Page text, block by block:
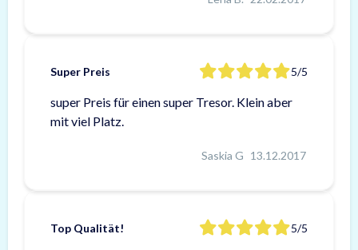
Super Preis 5/5
super Preis für einen super Tresor. Klein aber
mit viel Platz.
Saskia G 13.12.2017
Top Qualität! 5/5